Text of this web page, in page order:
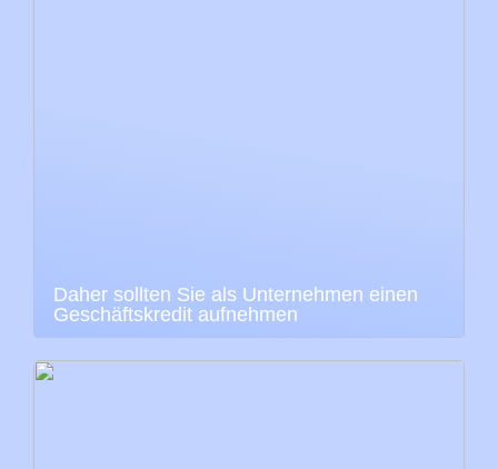
Daher sollten Sie als Unternehmen einen
Geschäftskredit aufnehmen